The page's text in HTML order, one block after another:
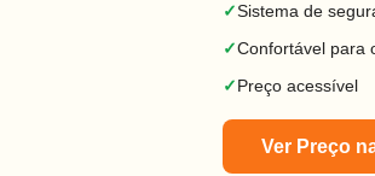
✓Sistema de
✓Confortável para
✓Preço acessível
Ver Preço